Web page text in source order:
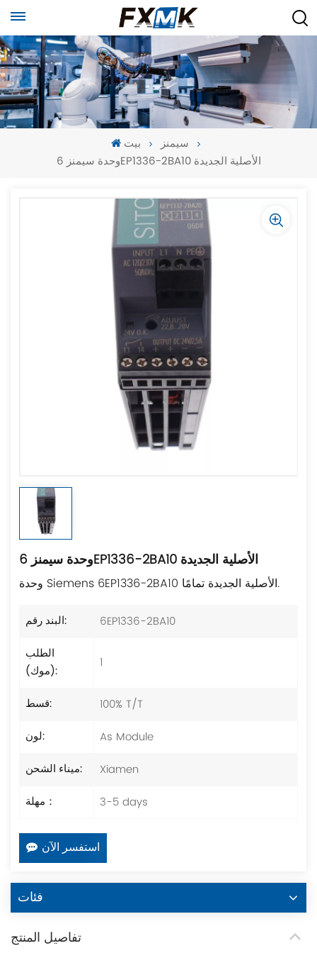
بيت
سيمنز
وحدة سيمنز 6EP1336-2BA10 الأصلية الجديدة
وحدة سيمنز 6EP1336-2BA10 الأصلية الجديدة
وحدة Siemens 6EP1336-2BA10 الأصلية الجديدة تمامًا.
البند رقم:
6EP1336-2BA10
الطلب
(موك):
1
قسط:
100% T/T
لون:
As Module
ميناء الشحن:
Xiamen
مهلة：
3-5 days
استفسر الآن
فئات
تفاصيل المنتج